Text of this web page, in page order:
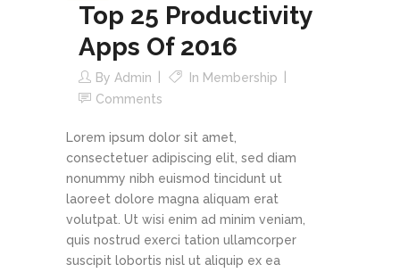
Top 25 Productivity
Apps Of 2016
By Admin In Membership
Comments
Lorem ipsum dolor sit amet,
consectetuer adipiscing elit, sed diam
nonummy nibh euismod tincidunt ut
laoreet dolore magna aliquam erat
volutpat. Ut wisi enim ad minim veniam,
quis nostrud exerci tation ullamcorper
suscipit lobortis nisl ut aliquip ex ea